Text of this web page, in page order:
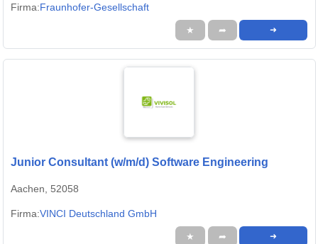
Firma:Fraunhofer-Gesellschaft
★ ➦ ➜
Junior Consultant (w/m/d) Software Engineering
Aachen, 52058
Firma:VINCI Deutschland GmbH
★ ➦ ➜